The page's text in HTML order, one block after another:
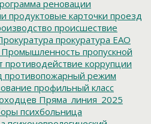
реновации
продуктовые карточки проезд
происшествие
прокуратура ЕАО
Промышленность пропускной
противодействие коррупции
противопожарный режим
профильный класс
Пряма_линия_2025
психбольница